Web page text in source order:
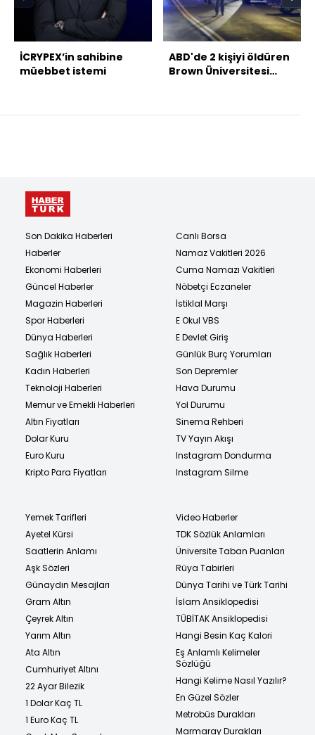
İCRYPEX’in sahibine
müebbet istemi
ABD'de 2 kişiyi öldüren
Brown Üniversitesi
Son Dakika Haberleri
Haberler
Ekonomi Haberleri
Güncel Haberler
Magazin Haberleri
Spor Haberleri
Dünya Haberleri
Sağlık Haberleri
Kadın Haberleri
Teknoloji Haberleri
Memur ve Emekli Haberleri
Altın Fiyatları
Dolar Kuru
Euro Kuru
Kripto Para Fiyatları
Canlı Borsa
Namaz Vakitleri 2026
Cuma Namazı Vakitleri
Nöbetçi Eczaneler
İstiklal Marşı
E Okul VBS
E Devlet Giriş
Günlük Burç Yorumları
Son Depremler
Hava Durumu
Yol Durumu
Sinema Rehberi
TV Yayın Akışı
Instagram Dondurma
Instagram Silme
Yemek Tarifleri
Ayetel Kürsi
Saatlerin Anlamı
Aşk Sözleri
Günaydın Mesajları
Gram Altın
Çeyrek Altın
Yarım Altın
Ata Altın
Cumhuriyet Altını
22 Ayar Bilezik
1 Dolar Kaç TL
1 Euro Kaç TL
Video Haberler
TDK Sözlük Anlamları
Üniversite Taban Puanları
Rüya Tabirleri
Dünya Tarihi ve Türk Tarihi
İslam Ansiklopedisi
TÜBİTAK Ansiklopedisi
Hangi Besin Kaç Kalori
Eş Anlamlı Kelimeler
Sözlüğü
Hangi Kelime Nasıl Yazılır?
En Güzel Sözler
Metrobüs Durakları
Marmaray Durakları